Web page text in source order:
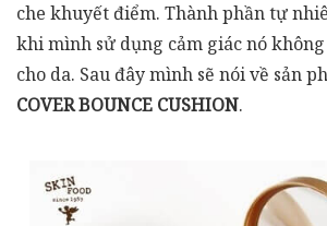
che khuyết điểm. Thành phần tự
khi mình sử dụng cảm giác nó
cho da. Sau đây mình sẽ nói về sản
COVER BOUNCE CUSHION.